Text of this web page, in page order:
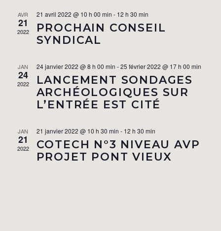
VUES
AVR
21
2022
21 avril 2022 @ 10 h 00 min - 12 h 30 min
PROCHAIN CONSEIL
SYNDICAL
JAN
24
2022
24 janvier 2022 @ 8 h 00 min -25 février 2022 @ 17 h 00 min
LANCEMENT SONDAGES
ARCHÉOLOGIQUES SUR
L’ENTRÉE EST CITÉ
JAN
21
2022
21 janvier 2022 @ 10 h 30 min - 12 h 30 min
COTECH N°3 NIVEAU AVP
PROJET PONT VIEUX